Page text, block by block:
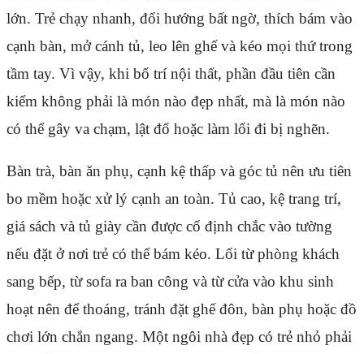
lớn. Trẻ chạy nhanh, đổi hướng bất ngờ, thích bám vào
cạnh bàn, mở cánh tủ, leo lên ghế và kéo mọi thứ trong
tầm tay. Vì vậy, khi bố trí nội thất, phần đầu tiên cần
kiểm không phải là món nào đẹp nhất, mà là món nào
có thể gây va chạm, lật đổ hoặc làm lối đi bị nghẽn.
Bàn trà, bàn ăn phụ, cạnh kệ thấp và góc tủ nên ưu tiên
bo mềm hoặc xử lý cạnh an toàn. Tủ cao, kệ trang trí,
giá sách và tủ giày cần được cố định chắc vào tường
nếu đặt ở nơi trẻ có thể bám kéo. Lối từ phòng khách
sang bếp, từ sofa ra ban công và từ cửa vào khu sinh
hoạt nên để thoáng, tránh đặt ghế đôn, bàn phụ hoặc đồ
chơi lớn chắn ngang. Một ngôi nhà đẹp có trẻ nhỏ phải